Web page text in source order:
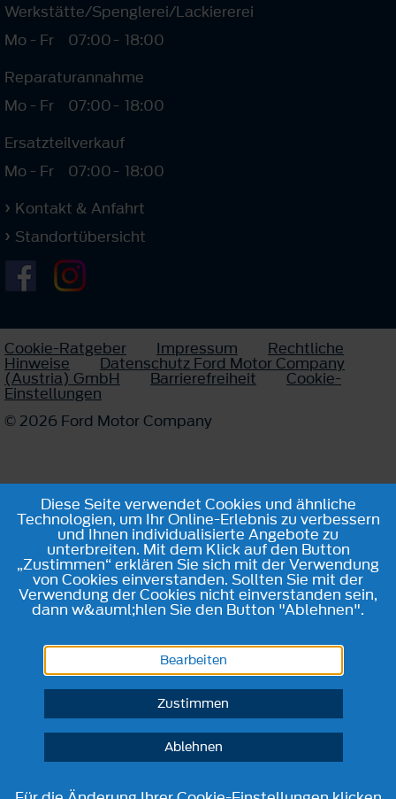
Werkstätte/Spenglerei/Lackiererei
Mo - Fr
07:00- 18:00
Reparaturannahme
Mo - Fr
07:00- 18:00
Ersatzteilverkauf
Mo - Fr
07:00- 18:00
Kontakt & Anfahrt
Standortübersicht
Cookie-Ratgeber Impressum Rechtliche
Hinweise Datenschutz Ford Motor Company
(Austria) GmbH Barrierefreiheit Cookie-
Einstellungen
© 2026 Ford Motor Company
Diese Seite verwendet Cookies und ähnliche
Technologien, um Ihr Online-Erlebnis zu verbessern
und Ihnen individualisierte Angebote zu
unterbreiten. Mit dem Klick auf den Button
„Zustimmen“ erklären Sie sich mit der Verwendung
von Cookies einverstanden. Sollten Sie mit der
Verwendung der Cookies nicht einverstanden sein,
dann w&auml;hlen Sie den Button "Ablehnen".
Bearbeiten
Zustimmen
Ablehnen